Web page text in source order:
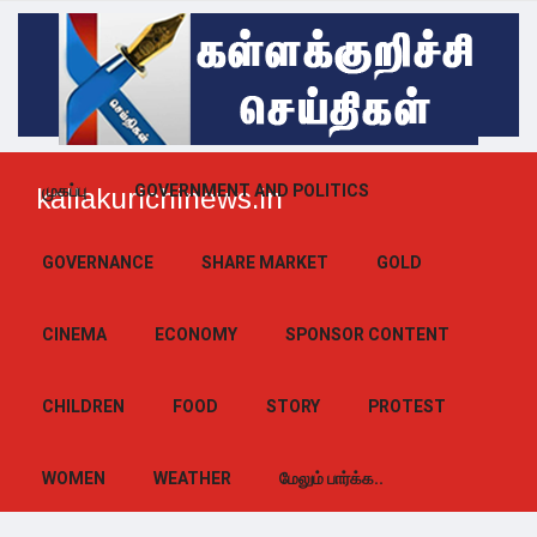
kallakurichinews.in
முகப்பு GOVERNMENT AND POLITICS
GOVERNANCE SHARE MARKET GOLD
CINEMA ECONOMY SPONSOR CONTENT
CHILDREN FOOD STORY PROTEST
WOMEN WEATHER மேலும் பார்க்க..